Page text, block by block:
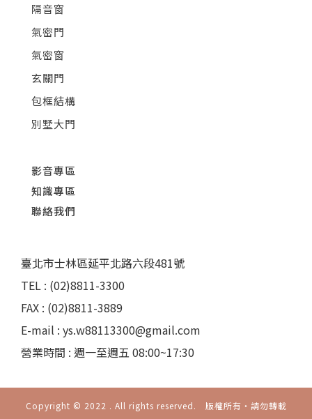
隔音窗
氣密門
氣密窗
玄關門
包框結構
別墅大門
影音專區
知識專區
聯絡我們
臺北市士林區延平北路六段481號
TEL : (02)8811-3300
FAX : (02)8811-3889
E-mail : ys.w88113300@gmail.com
營業時間 : 週一至週五 08:00~17:30
Copyright © 2022 . All rights reserved. 版權所有‧請勿轉載